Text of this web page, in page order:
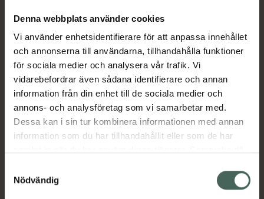
Denna webbplats använder cookies
Vi använder enhetsidentifierare för att anpassa innehållet
och annonserna till användarna, tillhandahålla funktioner
för sociala medier och analysera vår trafik. Vi
vidarebefordrar även sådana identifierare och annan
information från din enhet till de sociala medier och
annons- och analysföretag som vi samarbetar med.
Dessa kan i sin tur kombinera informationen med annan
information som du har tillhandahållit eller som de har
återkalla ditt samtycke via webbplatsens
cookieinställningar. Ett återkallat samtycke påverkar inte
Nödvändig
Aktuella erbjudanden
Beskrivning Dölj
EAN:05712440021440